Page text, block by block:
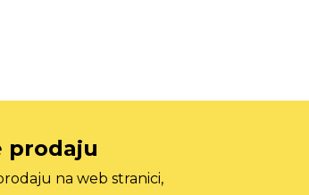
prodaju
na web stranici,